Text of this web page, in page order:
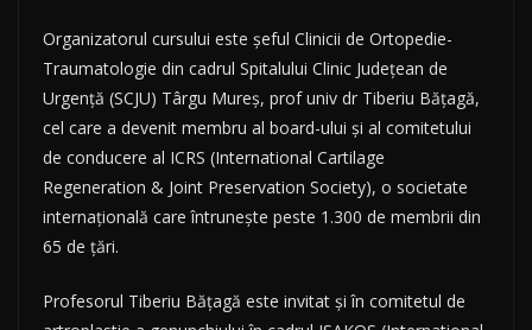
Organizatorul cursului este şeful Clinicii de Ortopedie-
Traumatologie din cadrul Spitalului Clinic Judeţean de
Urgenţă (SCJU) Târgu Mureş, prof univ dr Tiberiu Băţagă,
cel care a devenit membru al board-ului şi al comitetului
de conducere al ICRS (International Cartilage
Regeneration & Joint Preservation Society), o societate
internaţională care întruneşte peste 1.300 de membrii din
65 de ţări.
Profesorul Tiberiu Băţagă este invitat şi în comitetul de